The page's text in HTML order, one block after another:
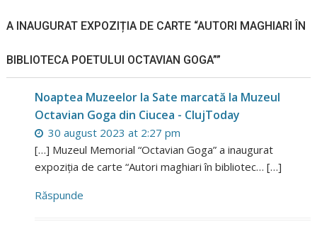
A INAUGURAT EXPOZIȚIA DE CARTE “AUTORI MAGHIARI ÎN
BIBLIOTECA POETULUI OCTAVIAN GOGA””
Noaptea Muzeelor la Sate marcată la Muzeul
Octavian Goga din Ciucea - ClujToday
30 august 2023 at 2:27 pm
[…] Muzeul Memorial “Octavian Goga” a inaugurat
expoziția de carte “Autori maghiari în bibliotec… […]
Răspunde